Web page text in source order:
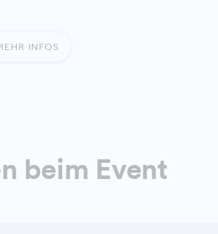
INFOS
beim Event